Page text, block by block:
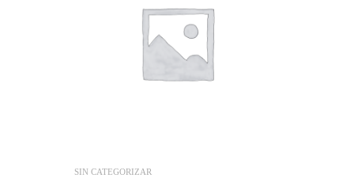
SIN CATEGORIZAR